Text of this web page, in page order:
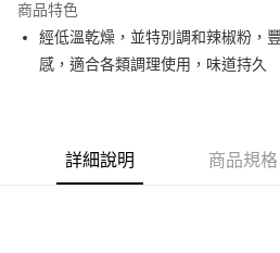
• 付款後7-11取貨
每筆NT$60，滿NT$699(含以上)免運
商品特色
經低溫乾燥，並特別調和辣椒粉，
感，適合各類調理使用，味道持久
詳細說明 商品規格